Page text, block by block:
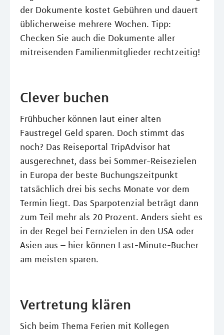
der Dokumente kostet Gebühren und dauert
üblicherweise mehrere Wochen. Tipp:
Checken Sie auch die Dokumente aller
mitreisenden Familienmitglieder rechtzeitig!
Clever buchen
Frühbucher können laut einer alten
Faustregel Geld sparen. Doch stimmt das
noch? Das Reiseportal TripAdvisor hat
ausgerechnet, dass bei Sommer-Reisezielen
in Europa der beste Buchungszeitpunkt
tatsächlich drei bis sechs Monate vor dem
Termin liegt. Das Sparpotenzial beträgt dann
zum Teil mehr als 20 Prozent. Anders sieht es
in der Regel bei Fernzielen in den USA oder
Asien aus – hier können Last-Minute-Bucher
am meisten sparen.
Vertretung klären
Sich beim Thema Ferien mit Kollegen